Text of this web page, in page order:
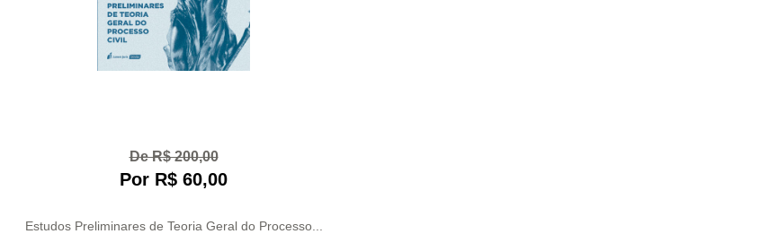
De R$ 200,00
Por R$ 60,00
Estudos Preliminares de Teoria Geral do Processo...